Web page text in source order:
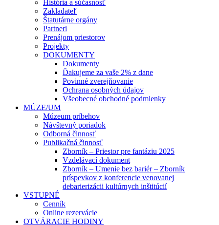
História a súčasnosť
Zakladateľ
Štatutárne orgány
Partneri
Prenájom priestorov
Projekty
DOKUMENTY
Dokumenty
Ďakujeme za vaše 2% z dane
Povinné zverejňovanie
Ochrana osobných údajov
Všeobecné obchodné podmienky
MÚZE/UM
Múzeum príbehov
Návštevný poriadok
Odborná činnosť
Publikačná činnosť
Zborník – Priestor pre fantáziu 2025
Vzdelávací dokument
Zborník – Umenie bez bariér – Zborník
príspevkov z konferencie venovanej
debarierizácii kultúrnych inštitúcií
VSTUPNÉ
Cenník
Online rezervácie
OTVÁRACIE HODINY